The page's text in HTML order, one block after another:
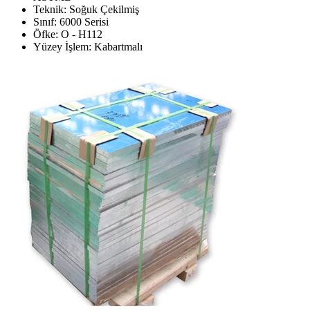
Teknik: Soğuk Çekilmiş
Sınıf: 6000 Serisi
Öfke: O - H112
Yüzey İşlem: Kabartmalı